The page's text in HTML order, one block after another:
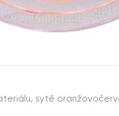
sytě